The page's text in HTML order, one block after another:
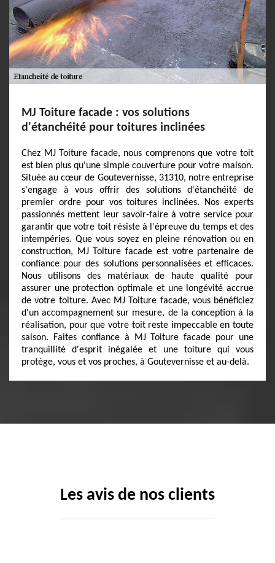
MJ Toiture facade : vos solutions
d'étanchéité pour toitures inclinées
Chez MJ Toiture facade, nous comprenons que votre toit
est bien plus qu'une simple couverture pour votre maison.
Située au cœur de Goutevernisse, 31310, notre entreprise
s'engage à vous offrir des solutions d'étanchéité de
premier ordre pour vos toitures inclinées. Nos experts
passionnés mettent leur savoir-faire à votre service pour
garantir que votre toit résiste à l'épreuve du temps et des
intempéries. Que vous soyez en pleine rénovation ou en
construction, MJ Toiture facade est votre partenaire de
confiance pour des solutions personnalisées et efficaces.
Nous utilisons des matériaux de haute qualité pour
assurer une protection optimale et une longévité accrue
de votre toiture. Avec MJ Toiture facade, vous bénéficiez
d'un accompagnement sur mesure, de la conception à la
réalisation, pour que votre toit reste impeccable en toute
saison. Faites confiance à MJ Toiture facade pour une
tranquillité d'esprit inégalée et une toiture qui vous
protège, vous et vos proches, à Goutevernisse et au-delà.
Les avis de nos clients